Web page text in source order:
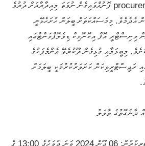
procurement@fainu.gov.mv ފޮނުއްވައިގެން ނުވަތަ މިއިދާރާއަށް ދުރުވެ
އެދެމެވެ. މިމަސައްކަތަށް ބީލަން ހުށަހެޅޭނީ
މިނިސްޓްރީ އޮފް އިކޮނޮމިކް ޑިވެލޮޕްމަންޓްގައި
މިބީލަމާއި ގުޅިގެން ދޫކުރެވޭ އެންމެފަހުގެ
ރަޖިސްޓްރީވިކަން ކަށަވަރުކުރުމަކީ ބީލަމަށް
ދާނެގޮތުގެ ތާވަލު
• ބީލަން ހުށަހެޅުމަށް ރަޖިސްޓްރީކުރުން: 06 ޖޫން 2024 ވަނަ ދުވަހުގެ 13:00 ގެ